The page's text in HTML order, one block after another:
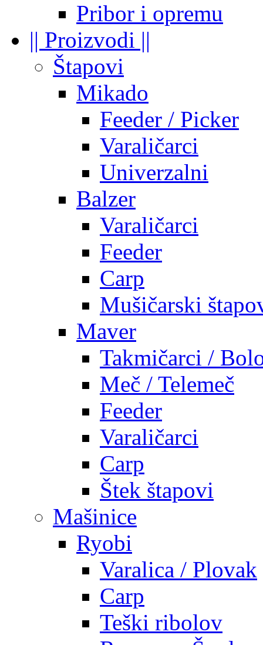
Pribor i opremu
|| Proizvodi ||
Štapovi
Mikado
Feeder / Picker
Varaličarci
Univerzalni
Balzer
Varaličarci
Feeder
Carp
Mušičarski
Maver
Takmičarci /
Meč / Telemeč
Feeder
Varaličarci
Carp
Štek štapovi
Mašinice
Ryobi
Varalica / Plovak
Carp
Teški ribolov